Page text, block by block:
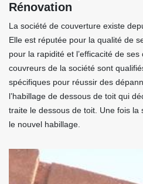
Rénovation
La société de couverture existe
Elle est réputée pour la qualité de
pour la rapidité et l’efficacité de
couvreurs de la société sont
spécifiques pour réussir des
l’habillage de dessous de toit qui
traite le dessous de toit. Une fois la
le nouvel habillage.